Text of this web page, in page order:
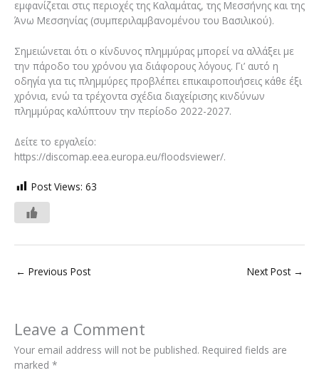
εμφανίζεται στις περιοχές της Καλαμάτας, της Μεσσήνης και της
Άνω Μεσσηνίας (συμπεριλαμβανομένου του Βασιλικού).
Σημειώνεται ότι ο κίνδυνος πλημμύρας μπορεί να αλλάξει με
την πάροδο του χρόνου για διάφορους λόγους. Γι’ αυτό η
οδηγία για τις πλημμύρες προβλέπει επικαιροποιήσεις κάθε έξι
χρόνια, ενώ τα τρέχοντα σχέδια διαχείρισης κινδύνων
πλημμύρας καλύπτουν την περίοδο 2022-2027.
Δείτε το εργαλείο:
https://discomap.eea.europa.eu/floodsviewer/.
Post Views: 63
← Previous Post Next Post →
Leave a Comment
Your email address will not be published. Required fields are
marked *